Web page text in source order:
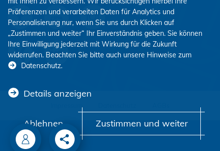
Präferenzen und verarbeiten Daten für Analytics und
Personalisierung nur, wenn Sie uns durch Klicken auf
„Zustimmen und weiter“ Ihr Einverständnis geben. Sie können
Ihre Einwilligung jederzeit mit Wirkung für die Zukunft
widerrufen. Beachten Sie bitte auch unsere Hinweise zum
Datenschutz.
Details anzeigen
Ablehnen Zustimmen und weiter